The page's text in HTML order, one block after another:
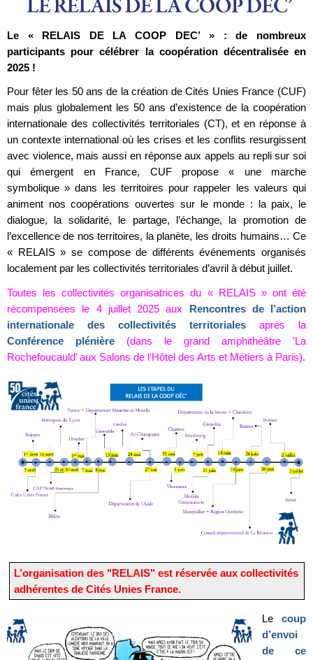
Le « RELAIS DE LA COOP DEC’ » : de nombreux
participants pour célébrer la coopération décentralisée en
2025 !
Pour fêter les 50 ans de la création de Cités Unies France (CUF)
mais plus globalement les 50 ans d’existence de la coopération
internationale des collectivités territoriales (CT), et en réponse à
un contexte international où les crises et les conflits resurgissent
avec violence, mais aussi en réponse aux appels au repli sur soi
qui émergent en France, CUF propose « une marche
symbolique » dans les territoires pour rappeler les valeurs qui
animent nos coopérations ouvertes sur le monde : la paix, le
dialogue, la solidarité, le partage, l’échange, la promotion de
l’excellence de nos territoires, la planète, les droits humains… Ce
« RELAIS » se compose de différents événements organisés
localement par les collectivités territoriales d’avril à début juillet.
Toutes les collectivités organisatrices du « RELAIS » ont été
récompensées le 4 juillet 2025 aux Rencontres de l’action
internationale des collectivités territoriales après la
Conférence plénière (dans le grand amphithéâtre ’La
Rochefoucauld’ aux Salons de l’Hôtel des Arts et Métiers à Paris).
L’organisation des "RELAIS" est réservée aux collectivités
adhérentes de Cités Unies France.
Le coup
d’envoi
de ce